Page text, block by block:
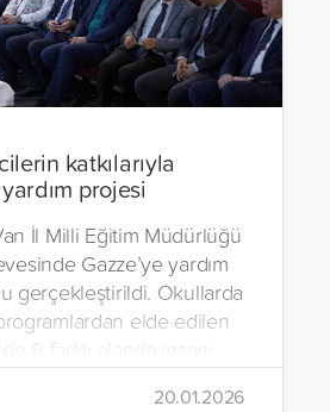
katkılarıyla
projesi
İl Milli Eğitim Müdürlüğü
Gazze’ye yardım
gerçekleştirildi. Okullarda
elde edilen
9 farklı alanda insani
bulunuldu.
20.01.2026